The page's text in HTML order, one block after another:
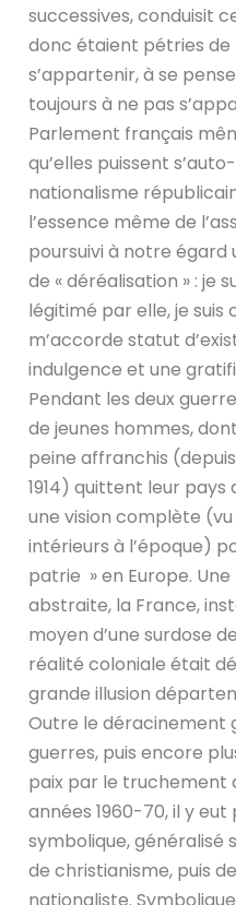
successives, conduisit
donc étaient pétries de
s’appartenir, à se
toujours à ne pas
Parlement français
qu’elles puissent
nationalisme
l’essence même de
poursuivi à notre
de « déréalisation » : je
légitimé par elle, je suis
m’accorde statut
indulgence et une
Pendant les deux
de jeunes hommes,
peine affranchis
1914) quittent leur pays
une vision complète
intérieurs à l’époque)
patrie » en Europe.
abstraite, la France,
moyen d’une surdose
réalité coloniale était
grande illusion
Outre le déracinement
guerres, puis encore
paix par le truchement
années 1960-70, il y
symbolique, généralisé
de christianisme, puis
nationaliste.